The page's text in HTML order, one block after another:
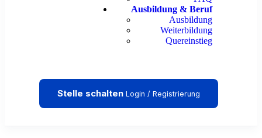
Ausbildung & Beruf
Ausbildung
Weiterbildung
Quereinstieg
Stelle schalten Login / Registrierung